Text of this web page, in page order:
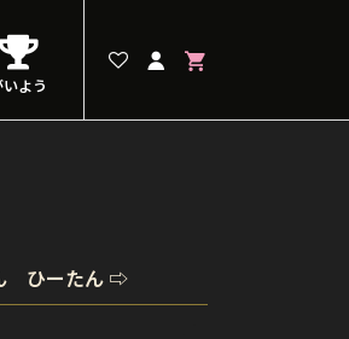
いよう
ひーたん ⇨